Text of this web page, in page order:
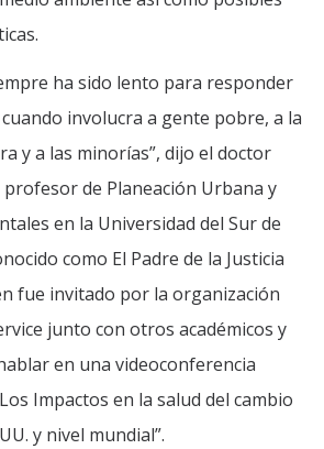
ha sido lento para responder
involucra a gente pobre, a la
y a las minorías”, dijo el doctor
de Planeación Urbana y
en la Universidad del Sur de
como El Padre de la Justicia
fue invitado por la organización
junto con otros académicos y
en una videoconferencia
Impactos en la salud del cambio
y nivel mundial”.